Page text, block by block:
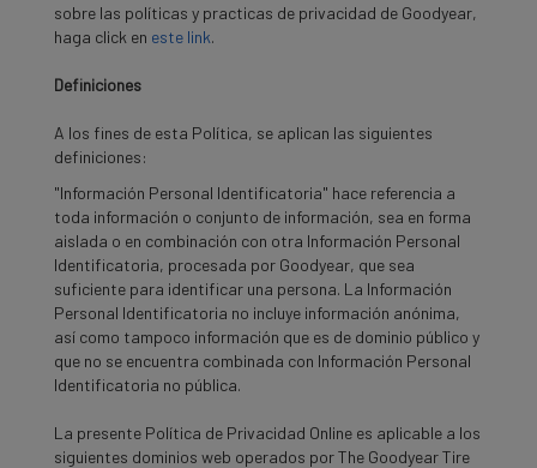
sobre las políticas y practicas de privacidad de Goodyear,
haga click en este link.
Definiciones
A los fines de esta Política, se aplican las siguientes
definiciones:
"Información Personal Identificatoria" hace referencia a
toda información o conjunto de información, sea en forma
aislada o en combinación con otra Información Personal
Identificatoria, procesada por Goodyear, que sea
suficiente para identificar una persona. La Información
Personal Identificatoria no incluye información anónima,
así como tampoco información que es de dominio público y
que no se encuentra combinada con Información Personal
Identificatoria no pública.
La presente Política de Privacidad Online es aplicable a los
siguientes dominios web operados por The Goodyear Tire